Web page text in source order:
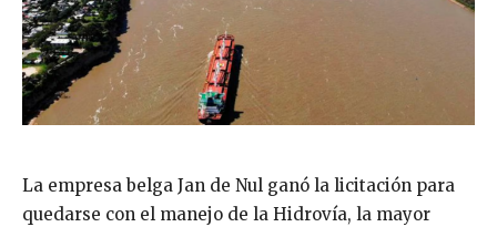
La empresa belga Jan de Nul ganó la licitación para
quedarse con el manejo de la Hidrovía, la mayor